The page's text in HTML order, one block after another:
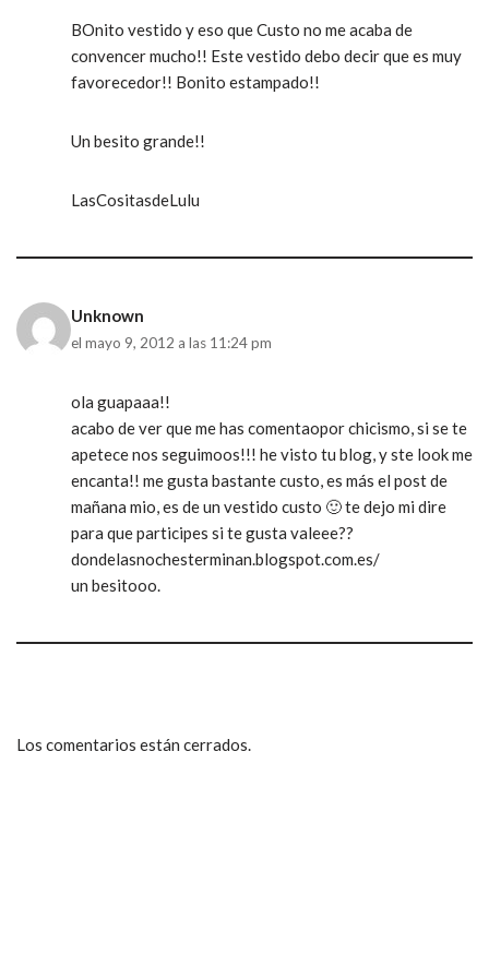
BOnito vestido y eso que Custo no me acaba de
convencer mucho!! Este vestido debo decir que es muy
favorecedor!! Bonito estampado!!
Un besito grande!!
LasCositasdeLulu
Unknown
el mayo 9, 2012 a las 11:24 pm
ola guapaaa!!
acabo de ver que me has comentaopor chicismo, si se te
apetece nos seguimoos!!! he visto tu blog, y ste look me
encanta!! me gusta bastante custo, es más el post de
mañana mio, es de un vestido custo 🙂 te dejo mi dire
para que participes si te gusta valeee??
dondelasnochesterminan.blogspot.com.es/
un besitooo.
Los comentarios están cerrados.